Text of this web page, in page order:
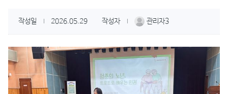
작성일 2026.05.29 작성자 관리자3